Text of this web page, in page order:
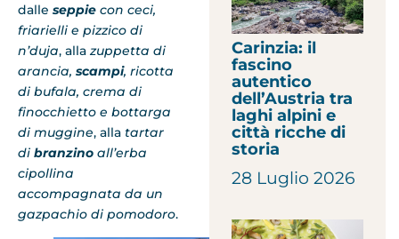
dalle seppie con ceci,
friarielli e pizzico di
n’duja, alla zuppetta di
arancia, scampi, ricotta
di bufala, crema di
finocchietto e bottarga
di muggine, alla tartar
di branzino all’erba
cipollina
accompagnata da un
gazpachio di pomodoro.
Carinzia: il
fascino
autentico
dell’Austria tra
laghi alpini e
città ricche di
storia
28 Luglio 2026